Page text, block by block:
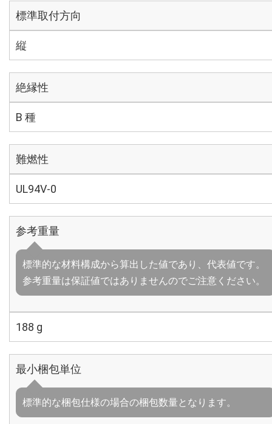
標準取付方向
縦
絶縁性
B 種
難燃性
UL94V-0
参考重量
標準的な材料構成から算出した値であり、代表値です。
参考重量は保証値ではありませんのでご注意ください。
188 g
最小梱包単位
標準的な梱包仕様の場合の梱包数量となります。